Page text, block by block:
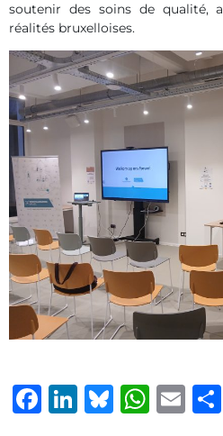
soutenir des soins de qualité,
réalités bruxelloises.
Facebook
LinkedIn
Bluesky